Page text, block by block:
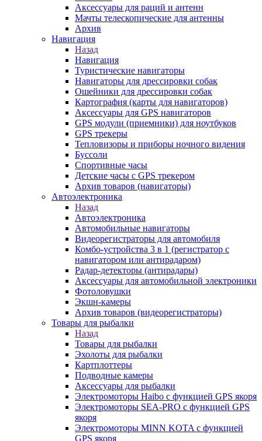
Аксессуары для раций и антенн
Мачты телескопические для антенны
Архив
Навигация
Назад
Навигация
Туристические навигаторы
Навигаторы для дрессировки собак
Ошейники для дрессировки собак
Картография (карты для навигаторов)
Аксессуары для GPS навигаторов
GPS модули (приемники) для ноутбуков
GPS трекеры
Тепловизоры и приборы ночного видения
Буссоли
Спортивные часы
Детские часы с GPS трекером
Архив товаров (навигаторы)
Автоэлектроника
Назад
Автоэлектроника
Автомобильные навигаторы
Видеорегистраторы для автомобиля
Комбо-устройства 3 в 1 (регистратор с
навигатором или антирадаром)
Радар-детекторы (антирадары)
Аксессуары для автомобильной электроники
Фотоловушки
Экшн-камеры
Архив товаров (видеорегистраторы)
Товары для рыбалки
Назад
Товары для рыбалки
Эхолоты для рыбалки
Картплоттеры
Подводные камеры
Аксессуары для рыбалки
Электромоторы Haibo с функцией GPS якоря
Электромоторы SEA-PRO с функцией GPS
якоря
Электромоторы MINN KOTA с функцией
GPS якоря